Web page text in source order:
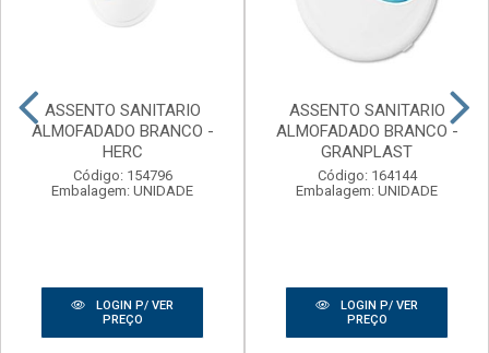
ASSENTO SANITARIO
ALMOFADADO BRANCO -
HERC
Código: 154796
Embalagem: UNIDADE
LOGIN P/ VER
PREÇO
ASSENTO SANITARIO
ALMOFADADO BRANCO -
GRANPLAST
Código: 164144
Embalagem: UNIDADE
LOGIN P/ VER
PREÇO